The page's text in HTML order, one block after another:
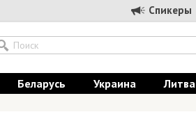
Спикеры
Беларусь Украина Литва